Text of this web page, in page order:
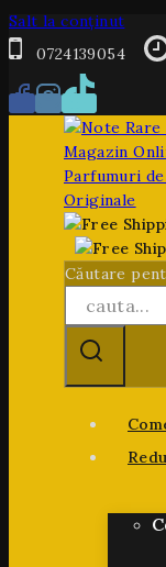
Salt la conținut
0724139054
Căutare